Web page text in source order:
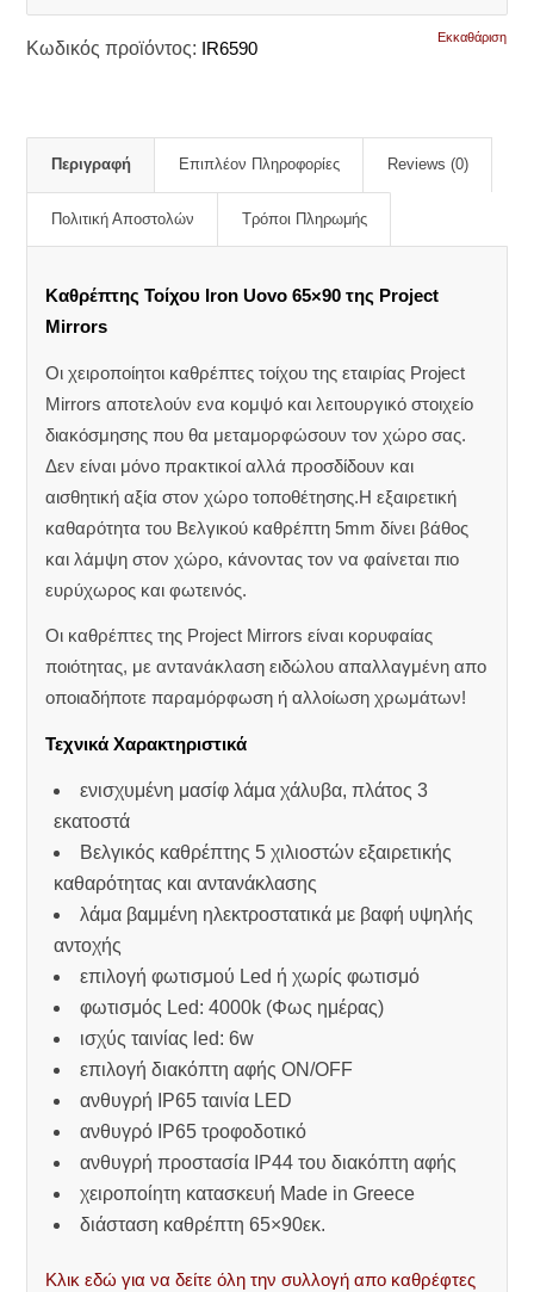
Εκκαθάριση
Κωδικός προϊόντος: IR6590
Περιγραφή Επιπλέον Πληροφορίες Reviews (0)
Πολιτική Αποστολών Τρόποι Πληρωμής
Καθρέπτης Τοίχου Iron Uovo 65×90 της Project
Mirrors
Οι χειροποίητοι καθρέπτες τοίχου της εταιρίας Project
Mirrors αποτελούν ενα κομψό και λειτουργικό στοιχείο
διακόσμησης που θα μεταμορφώσουν τον χώρο σας.
Δεν είναι μόνο πρακτικοί αλλά προσδίδουν και
αισθητική αξία στον χώρο τοποθέτησης.Η εξαιρετική
καθαρότητα του Βελγικού καθρέπτη 5mm δίνει βάθος
και λάμψη στον χώρο, κάνοντας τον να φαίνεται πιο
ευρύχωρος και φωτεινός.
Οι καθρέπτες της Project Mirrors είναι κορυφαίας
ποιότητας, με αντανάκλαση ειδώλου απαλλαγμένη απο
οποιαδήποτε παραμόρφωση ή αλλοίωση χρωμάτων!
Τεχνικά Χαρακτηριστικά
ενισχυμένη μασίφ λάμα χάλυβα, πλάτος 3
εκατοστά
Βελγικός καθρέπτης 5 χιλιοστών εξαιρετικής
καθαρότητας και αντανάκλασης
λάμα βαμμένη ηλεκτροστατικά με βαφή υψηλής
αντοχής
επιλογή φωτισμού Led ή χωρίς φωτισμό
φωτισμός Led: 4000k (Φως ημέρας)
ισχύς ταινίας led: 6w
επιλογή διακόπτη αφής ON/OFF
ανθυγρή IP65 ταινία LED
ανθυγρό IP65 τροφοδοτικό
ανθυγρή προστασία IP44 του διακόπτη αφής
χειροποίητη κατασκευή Made in Greece
διάσταση καθρέπτη 65×90εκ.
Κλικ εδώ για να δείτε όλη την συλλογή απο καθρέφτες